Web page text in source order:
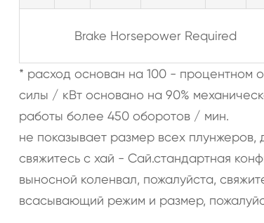
Brake Horsepower Required
* расход основан на 100 - процентном
силы / кВт основано на 90%
работы более 450 оборотов / мин.
не показывает размер всех плунжеров,
свяжитесь с хай - Сай.стандартная
выносной коленвал, пожалуйста,
всасывающий режим и размер,